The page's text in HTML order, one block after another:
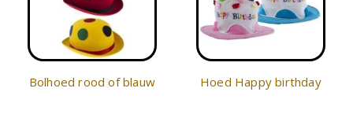
Bolhoed rood of blauw Hoed Happy birthday